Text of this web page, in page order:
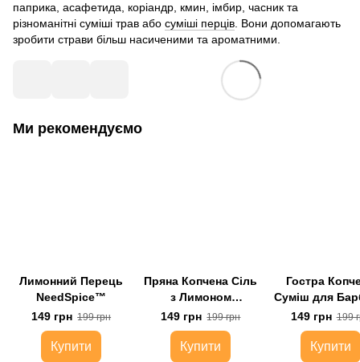
паприка, асафетида, коріандр, кмин, імбир, часник та
різноманітні суміші трав або суміші перців . Вони допомагають
зробити страви більш насиченими та ароматними.
Ми рекомендуємо
Лимонний Перець
NeedSpice™
149 грн 199 грн
Купити
Пряна Копчена Сіль
з Лимоном
NeedSpice™
149 грн 199 грн
Купити
Гостра
Суміш для
149 грн 199
Купити